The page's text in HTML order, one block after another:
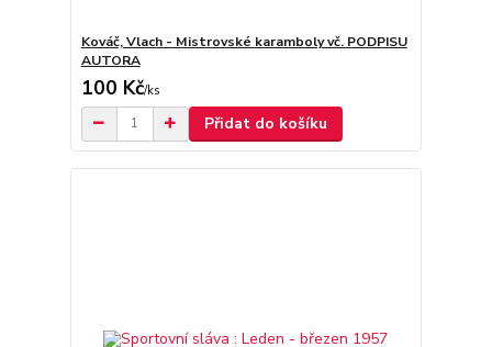
Kováč, Vlach - Mistrovské karamboly vč. PODPISU
AUTORA
100 Kč/ks
Přidat do košíku